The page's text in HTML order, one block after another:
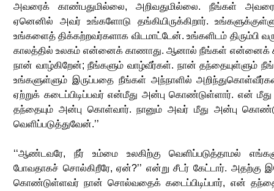
அவரைக் காண்பதுமில்லை, அறிவதுமில்லை. நீங்கள் அவரை
ஏனெனில் அவர் உங்களோடு தங்கியிருக்கிறார்.
உங்களைத் திக்கற்றவர்களாக விடமாட்டேன். உங்களிடம் திரும்பி
காலத்தில் உலகம் என்னைக் காணாது. ஆனால் நீங்கள் என்னைக்
நான் வாழ்கிறேன்; நீங்களும் வாழ்வீர்கள். நான் தந்தையுள்ளும்
உங்களுள்ளும் இருப்பதை நீங்கள் அந்நாளில்
ஏற்றுக் கடைப்பிடிப்பவர் என்மீது அன்பு கொண்டுள்ளார். என்
தந்தையும் அன்பு கொள்வார். நானும் அவர் மீது அன்பு
வெளிப்படுத்துவேன்.’’
‘‘ஆண்டவரே, நீர் உம்மை உலகிற்கு வெளிப்படுத்தாமல்
போவதாகச் சொல்கிறீரே, ஏன்?’’ என்று சீடர் கேட்டார். அதற்கு
கொண்டுள்ளவர் நான் சொல்வதைக் கடைப்பிடிப்பார், என்